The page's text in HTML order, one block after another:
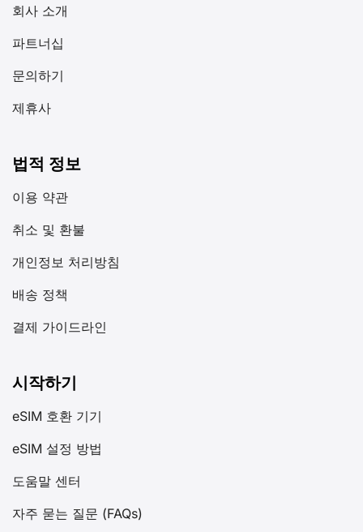
회사 소개
파트너십
문의하기
제휴사
법적 정보
이용 약관
취소 및 환불
개인정보 처리방침
배송 정책
결제 가이드라인
시작하기
eSIM 호환 기기
eSIM 설정 방법
도움말 센터
자주 묻는 질문 (FAQs)